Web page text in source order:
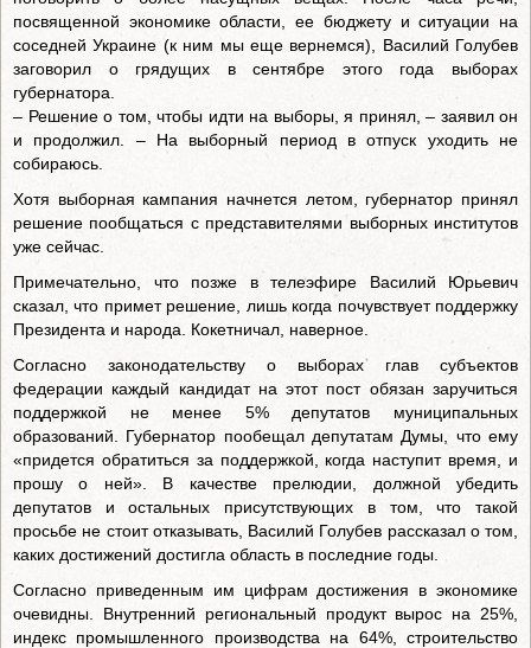
посвященной экономике области, ее бюджету и ситуации на
соседней Украине (к ним мы еще вернемся), Василий Голубев
заговорил о грядущих в сентябре этого года выборах
губернатора.
– Решение о том, чтобы идти на выборы, я принял, – заявил он
и продолжил. – На выборный период в отпуск уходить не
собираюсь.
Хотя выборная кампания начнется летом, губернатор принял
решение пообщаться с представителями выборных институтов
уже сейчас.
Примечательно, что позже в телеэфире Василий Юрьевич
сказал, что примет решение, лишь когда почувствует поддержку
Президента и народа. Кокетничал, наверное.
Согласно законодательству о выборах глав субъектов
федерации каждый кандидат на этот пост обязан заручиться
поддержкой не менее 5% депутатов муниципальных
образований. Губернатор пообещал депутатам Думы, что ему
«придется обратиться за поддержкой, когда наступит время, и
прошу о ней». В качестве прелюдии, должной убедить
депутатов и остальных присутствующих в том, что такой
просьбе не стоит отказывать, Василий Голубев рассказал о том,
каких достижений достигла область в последние годы.
Согласно приведенным им цифрам достижения в экономике
очевидны. Внутренний региональный продукт вырос на 25%,
индекс промышленного производства на 64%, строительство